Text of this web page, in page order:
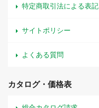
特定商取引法による表記
サイトポリシー
よくある質問
カタログ・価格表